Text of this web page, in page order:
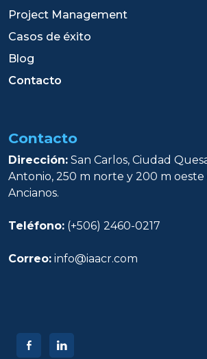
Project Management
Casos de éxito
Blog
Contacto
Contacto
Dirección: San Carlos, Ciudad
Antonio, 250 m norte y 200 m
Ancianos.
Teléfono: (+506) 2460-0217
Correo: info@iaacr.com